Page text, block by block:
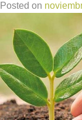
Posted on